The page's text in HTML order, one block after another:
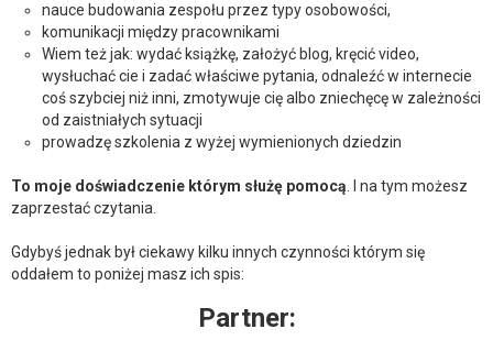
nauce budowania zespołu przez typy osobowości,
komunikacji między pracownikami
Wiem też jak: wydać książkę, założyć blog, kręcić video,
wysłuchać cie i zadać właściwe pytania, odnaleźć w internecie
coś szybciej niż inni, zmotywuje cię albo zniechęcę w zależności
od zaistniałych sytuacji
prowadzę szkolenia z wyżej wymienionych dziedzin
To moje doświadczenie którym służę pomocą . I na tym możesz
zaprzestać czytania.
Gdybyś jednak był ciekawy kilku innych czynności którym się
oddałem to poniżej masz ich spis:
Partner: